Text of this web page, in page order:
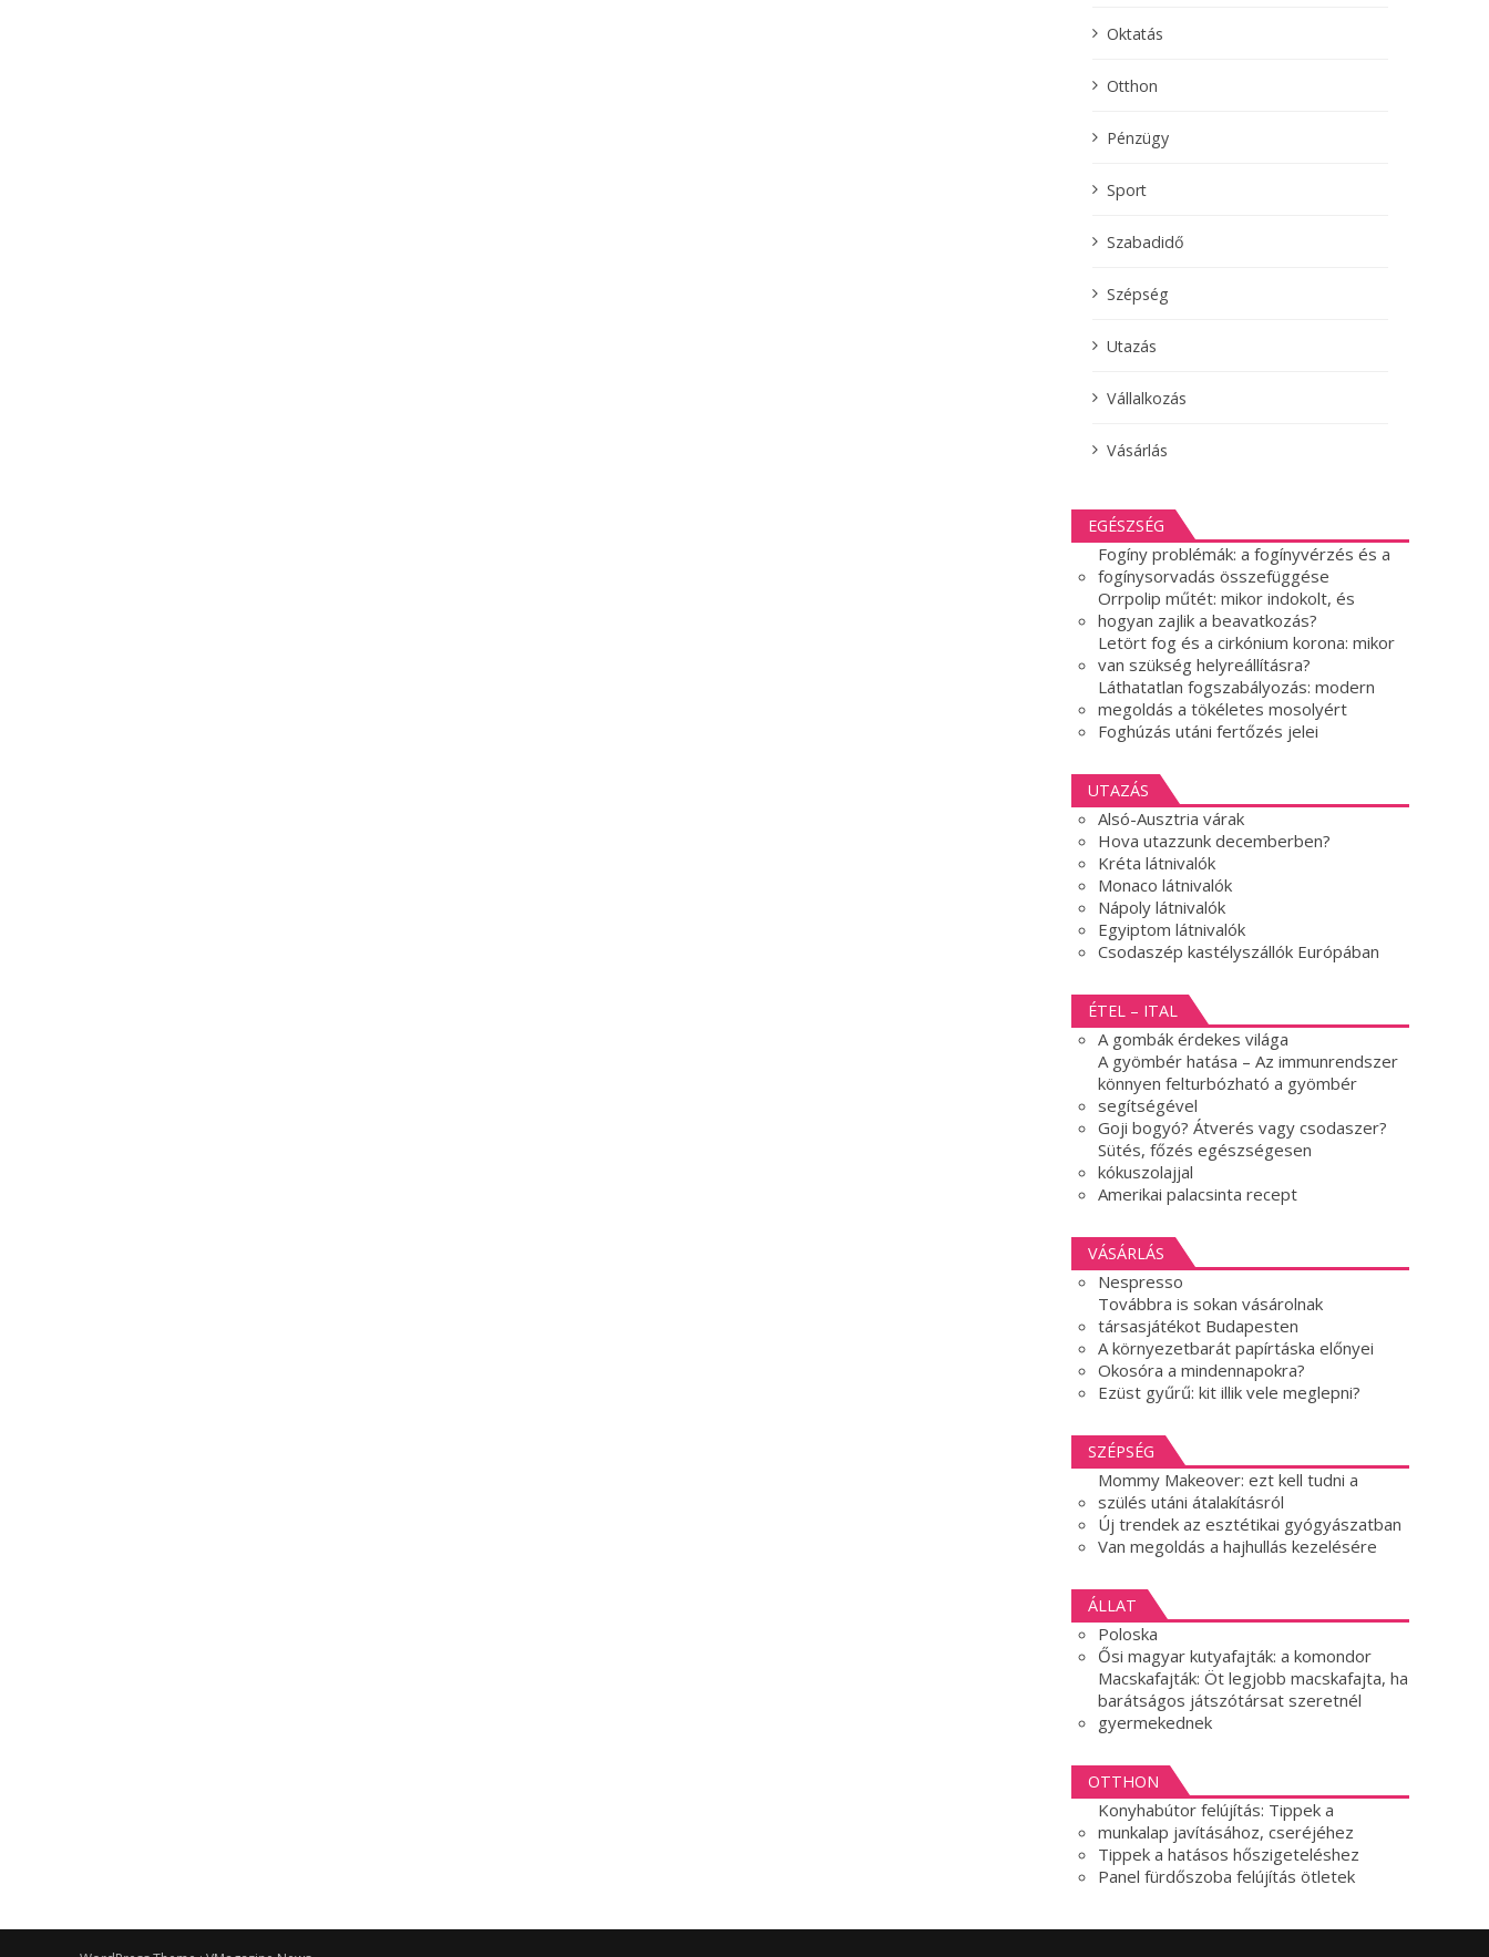
Oktatás
Otthon
Pénzügy
Sport
Szabadidő
Szépség
Utazás
Vállalkozás
Vásárlás
EGÉSZSÉG
Fogíny problémák: a fogínyvérzés és a
fogínysorvadás összefüggése
Orrpolip műtét: mikor indokolt, és
hogyan zajlik a beavatkozás?
Letört fog és a cirkónium korona: mikor
van szükség helyreállításra?
Láthatatlan fogszabályozás: modern
megoldás a tökéletes mosolyért
Foghúzás utáni fertőzés jelei
UTAZÁS
Alsó-Ausztria várak
Hova utazzunk decemberben?
Kréta látnivalók
Monaco látnivalók
Nápoly látnivalók
Egyiptom látnivalók
Csodaszép kastélyszállók Európában
ÉTEL – ITAL
A gombák érdekes világa
A gyömbér hatása – Az immunrendszer
könnyen felturbózható a gyömbér
segítségével
Goji bogyó? Átverés vagy csodaszer?
Sütés, főzés egészségesen
kókuszolajjal
Amerikai palacsinta recept
VÁSÁRLÁS
Nespresso
Továbbra is sokan vásárolnak
társasjátékot Budapesten
A környezetbarát papírtáska előnyei
Okosóra a mindennapokra?
Ezüst gyűrű: kit illik vele meglepni?
SZÉPSÉG
Mommy Makeover: ezt kell tudni a
szülés utáni átalakításról
Új trendek az esztétikai gyógyászatban
Van megoldás a hajhullás kezelésére
ÁLLAT
Poloska
Ősi magyar kutyafajták: a komondor
Macskafajták: Öt legjobb macskafajta, ha
barátságos játszótársat szeretnél
gyermekednek
OTTHON
Konyhabútor felújítás: Tippek a
munkalap javításához, cseréjéhez
Tippek a hatásos hőszigeteléshez
Panel fürdőszoba felújítás ötletek